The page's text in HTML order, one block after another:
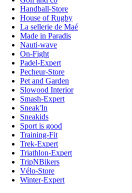
Handball-Store
House of Rugby
La sellerie de Maé
Made in Paradis
Nauti-wave
On-Fight
Padel-Expert
Pecheur-Store
Pet and Garden
Slowood Interior
Smash-Expert
Sneak'In
Sneakids
Sport is good
Training-Fit
Trek-Expert
Triathlon-Expert
TripNBikers
Vélo-Store
Winter-Expert